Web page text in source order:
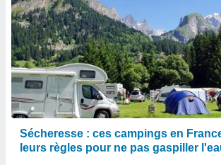
Sécheresse : ces campings en
leurs règles pour ne pas gaspiller